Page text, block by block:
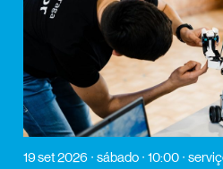
19 set 2026 sábado 10:00